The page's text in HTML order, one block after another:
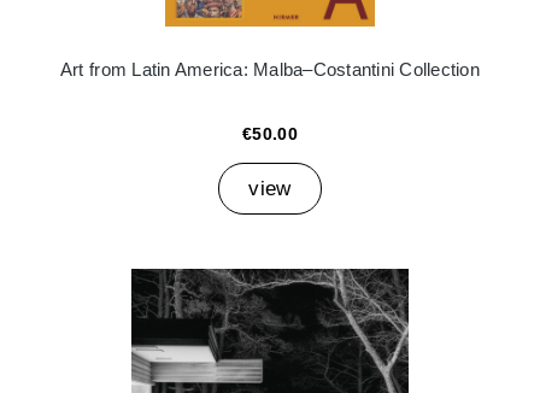
Art from Latin America: Malba–Costantini Collection
€50.00
view